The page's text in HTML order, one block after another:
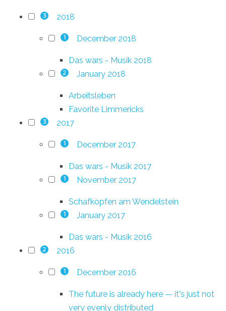
3 2018
1 December 2018
Das wars - Musik 2018
2 January 2018
Arbeitsleben
Favorite Limmericks
3 2017
1 December 2017
Das wars - Musik 2017
1 November 2017
Schafkopfen am Wendelstein
1 January 2017
Das wars - Musik 2016
2 2016
1 December 2016
The future is already here — it's just not
very evenly distributed